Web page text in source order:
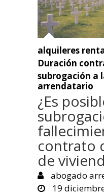
alquileres
Duración
subrogación a
arrendatario
¿Es
contrato
de
abogado
19